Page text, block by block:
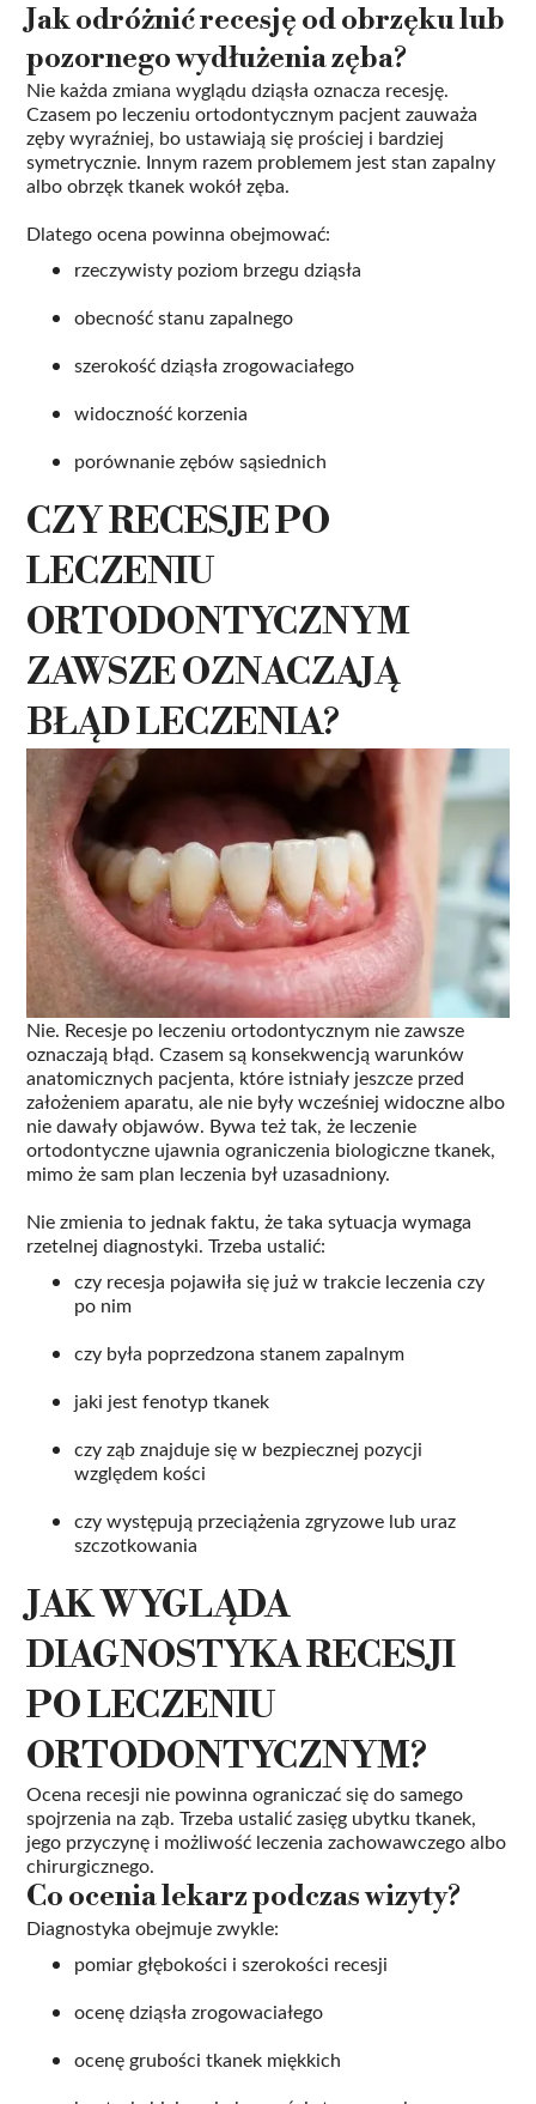
Jak odróżnić recesję od obrzęku lub
pozornego wydłużenia zęba?
Nie każda zmiana wyglądu dziąsła oznacza recesję.
Czasem po leczeniu ortodontycznym pacjent zauważa
zęby wyraźniej, bo ustawiają się prościej i bardziej
symetrycznie. Innym razem problemem jest stan zapalny
albo obrzęk tkanek wokół zęba.
Dlatego ocena powinna obejmować:
rzeczywisty poziom brzegu dziąsła
obecność stanu zapalnego
szerokość dziąsła zrogowaciałego
widoczność korzenia
porównanie zębów sąsiednich
CZY RECESJE PO
LECZENIU
ORTODONTYCZNYM
ZAWSZE OZNACZAJĄ
BŁĄD LECZENIA?
Nie. Recesje po leczeniu ortodontycznym nie zawsze
oznaczają błąd. Czasem są konsekwencją warunków
anatomicznych pacjenta, które istniały jeszcze przed
założeniem aparatu, ale nie były wcześniej widoczne albo
nie dawały objawów. Bywa też tak, że leczenie
ortodontyczne ujawnia ograniczenia biologiczne tkanek,
mimo że sam plan leczenia był uzasadniony.
Nie zmienia to jednak faktu, że taka sytuacja wymaga
rzetelnej diagnostyki. Trzeba ustalić:
czy recesja pojawiła się już w trakcie leczenia czy
po nim
czy była poprzedzona stanem zapalnym
jaki jest fenotyp tkanek
czy ząb znajduje się w bezpiecznej pozycji
względem kości
czy występują przeciążenia zgryzowe lub uraz
szczotkowania
JAK WYGLĄDA
DIAGNOSTYKA RECESJI
PO LECZENIU
ORTODONTYCZNYM?
Ocena recesji nie powinna ograniczać się do samego
spojrzenia na ząb. Trzeba ustalić zasięg ubytku tkanek,
jego przyczynę i możliwość leczenia zachowawczego albo
chirurgicznego.
Co ocenia lekarz podczas wizyty?
Diagnostyka obejmuje zwykle:
pomiar głębokości i szerokości recesji
ocenę dziąsła zrogowaciałego
ocenę grubości tkanek miękkich